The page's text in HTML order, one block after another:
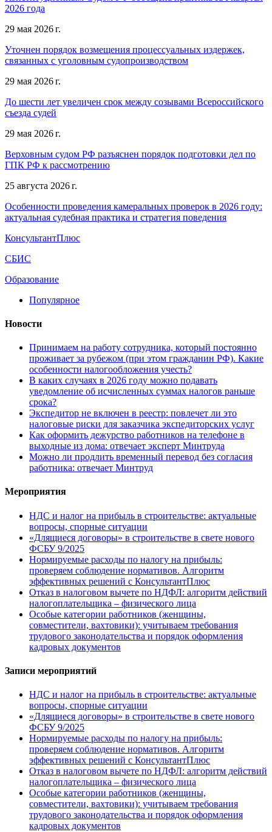
2026 года
29 мая 2026 г.
Уточнен порядок возмещения процессуальных издержек,
связанных с уголовным судопроизводством
29 мая 2026 г.
До шести лет увеличен срок между созывами Всероссийского
съезда судей
29 мая 2026 г.
Верховным судом РФ разъяснен порядок подготовки дел по
ГПК РФ к рассмотрению
25 августа 2026 г.
Особенности проведения камеральных проверок в 2026 году:
актуальная судебная практика и стратегия поведения
КонсультантПлюс
СБИС
Образование
Популярное
Новости
Принимаем на работу сотрудника, который постоянно
проживает за рубежом (при этом гражданин РФ). Какие
особенности налогообложения учесть?
В каких случаях в 2026 году можно подавать
уведомление об исчисленных суммах налогов раньше
срока?
Экспедитор не включен в реестр: повлечет ли это
налоговые риски для заказчика экспедиторских услуг
Как оформить дежурство работников на телефоне в
выходные из дома: отвечает эксперт Минтруда
Можно ли продлить временный перевод без согласия
работника: отвечает Минтруд
Мероприятия
НДС и налог на прибыль в строительстве: актуальные
вопросы, спорные ситуации
«Длящиеся договоры» в строительстве в свете нового
ФСБУ 9/2025
Нормируемые расходы по налогу на прибыль:
проверяем соблюдение нормативов. Алгоритм
эффективных решений с КонсультантПлюс
Отказ в налоговом вычете по НДФЛ: алгоритм действий
налогоплательщика – физического лица
Особые категории работников (женщины,
совместители, вахтовики): учитываем требования
трудового законодательства и порядок оформления
кадровых документов
Записи мероприятий
НДС и налог на прибыль в строительстве: актуальные
вопросы, спорные ситуации
«Длящиеся договоры» в строительстве в свете нового
ФСБУ 9/2025
Нормируемые расходы по налогу на прибыль:
проверяем соблюдение нормативов. Алгоритм
эффективных решений с КонсультантПлюс
Отказ в налоговом вычете по НДФЛ: алгоритм действий
налогоплательщика – физического лица
Особые категории работников (женщины,
совместители, вахтовики): учитываем требования
трудового законодательства и порядок оформления
кадровых документов